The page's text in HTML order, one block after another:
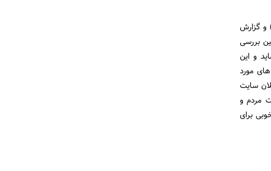
و گزارش
بررسی
و این
مورد
سایت
مردم و
برای